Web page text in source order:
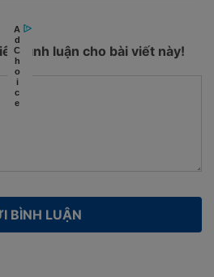
bình luận cho bài viết này!